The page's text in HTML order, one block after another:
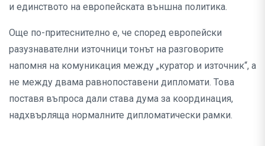
и единството на европейската външна политика.
Още по-притеснително е, че според европейски
разузнавателни източници тонът на разговорите
напомня на комуникация между „куратор и източник“, а
не между двама равнопоставени дипломати. Това
поставя въпроса дали става дума за координация,
надхвърляща нормалните дипломатически рамки.